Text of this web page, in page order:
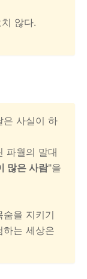
않다.
은 사실이 하
파월의 말대
많은 사람"을
을 지키기
하는 세상은